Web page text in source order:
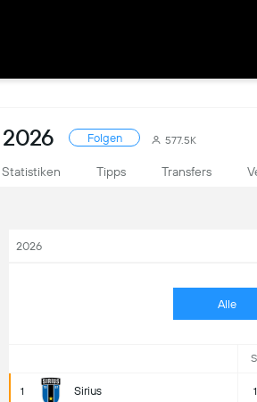
2026 Folgen 577.5K
Statistiken Tipps Transfers
2026
Alle
1 Sirius